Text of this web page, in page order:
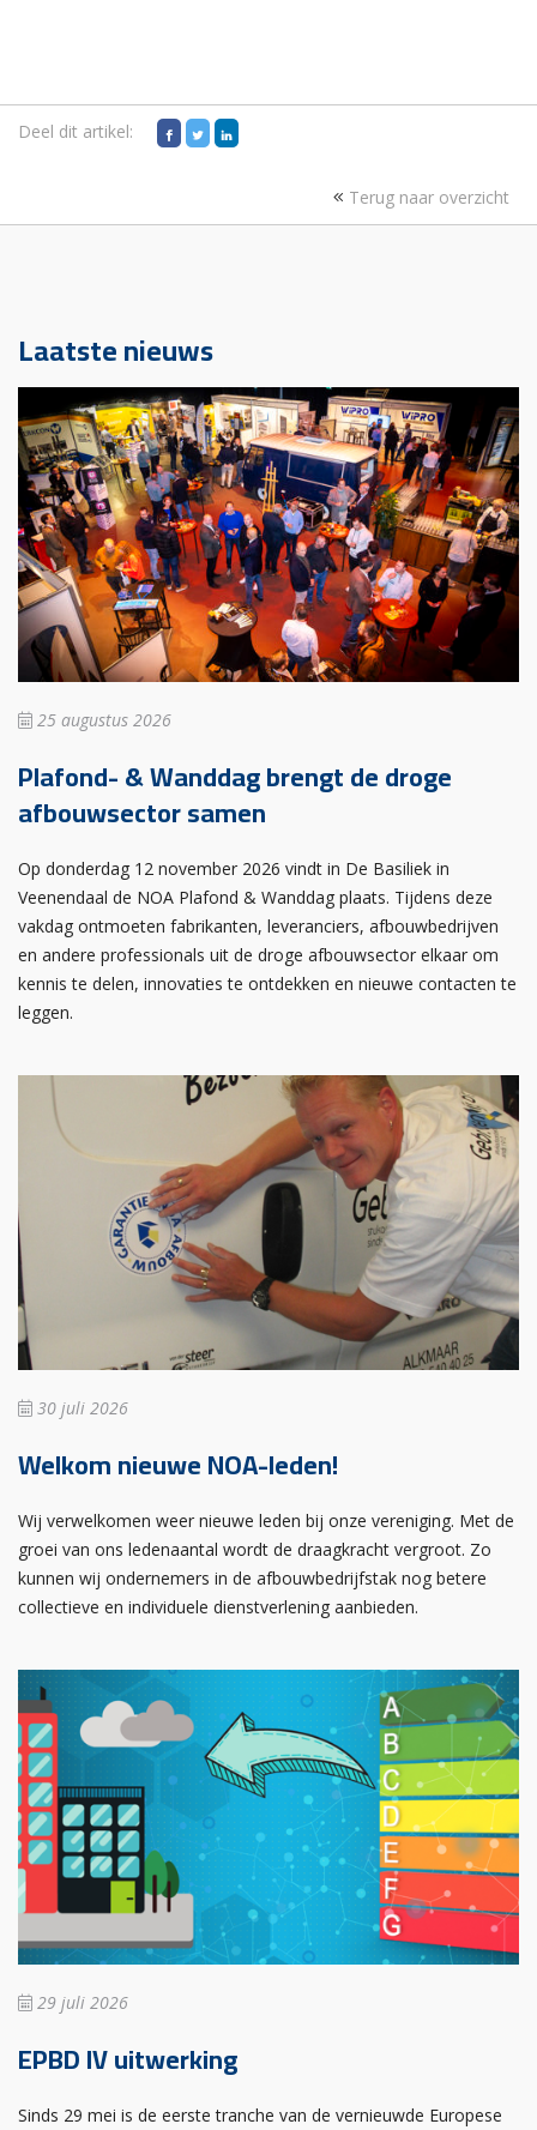
Deel dit artikel:
Terug naar overzicht
Laatste nieuws
25 augustus 2026
Plafond- & Wanddag brengt de droge
afbouwsector samen
Op donderdag 12 november 2026 vindt in De Basiliek in
Veenendaal de NOA Plafond & Wanddag plaats. Tijdens deze
vakdag ontmoeten fabrikanten, leveranciers, afbouwbedrijven
en andere professionals uit de droge afbouwsector elkaar om
kennis te delen, innovaties te ontdekken en nieuwe contacten te
leggen.
30 juli 2026
Welkom nieuwe NOA-leden!
Wij verwelkomen weer nieuwe leden bij onze vereniging. Met de
groei van ons ledenaantal wordt de draagkracht vergroot. Zo
kunnen wij ondernemers in de afbouwbedrijfstak nog betere
collectieve en individuele dienstverlening aanbieden.
29 juli 2026
EPBD IV uitwerking
Sinds 29 mei is de eerste tranche van de vernieuwde Europese